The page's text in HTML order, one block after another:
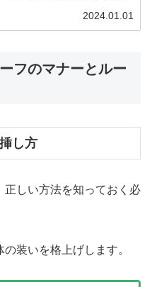
2024.01.01
フのマナーとルー
し方
正しい方法を知っておく必
装いを格上げします。